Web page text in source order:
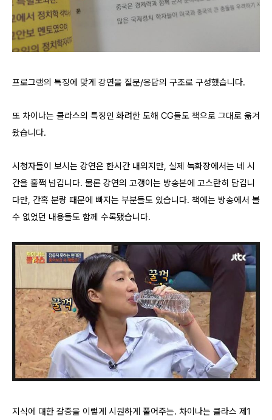
프로그램의 특징에 맞게 강연을 질문/응답의 구조로 구성했습니다.
또 차이나는 클라스의 특징인 화려한 도해 CG들도 책으로 그대로 옮겨
왔습니다.
시청자들이 보시는 강연은 한시간 내외지만, 실제 녹화장에서는 네 시
간을 훌쩍 넘깁니다. 물론 강연의 고갱이는 방송본에 고스란히 담깁니
다만, 간혹 분량 때문에 빠지는 부분들도 있습니다. 책에는 방송에서 볼
수 없었던 내용들도 함께 수록됐습니다.
지식에 대한 갈증을 이렇게 시원하게 풀어주는. 차이나는 클라스 제1